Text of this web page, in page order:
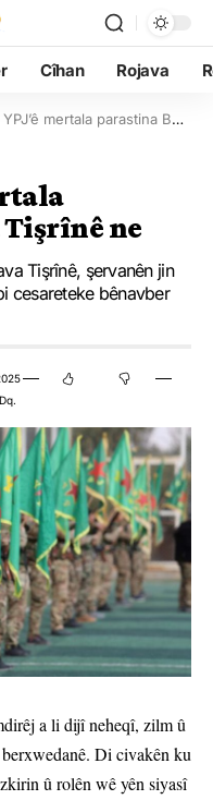
Cîhan Rojava
mertala parastina Bendava Tişrînê ne
ne
Tişrînê, şervanên jin
cesareteke bênavber
a li dijî neheqî, zilm û
Di civakên ku
û rolên wê yên siyasî